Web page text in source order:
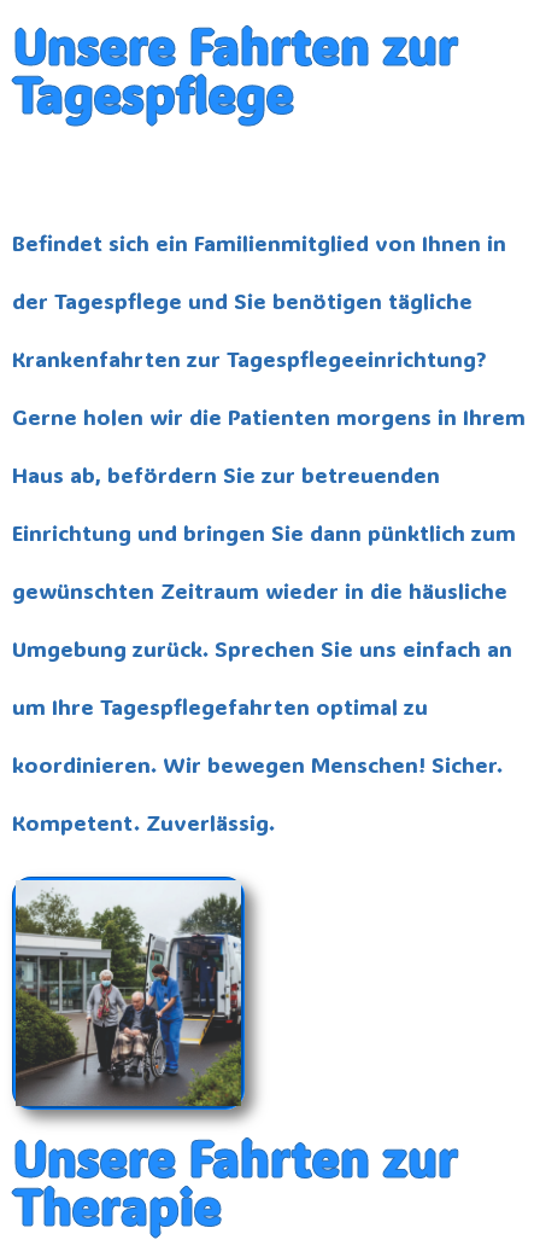
Unsere Fahrten zur
Tagespflege
Befindet sich ein Familienmitglied von Ihnen in
der Tagespflege und Sie benötigen tägliche
Krankenfahrten zur Tagespflegeeinrichtung?
Gerne holen wir die Patienten morgens in Ihrem
Haus ab, befördern Sie zur betreuenden
Einrichtung und bringen Sie dann pünktlich zum
gewünschten Zeitraum wieder in die häusliche
Umgebung zurück. Sprechen Sie uns einfach an
um Ihre Tagespflegefahrten optimal zu
koordinieren. Wir bewegen Menschen! Sicher.
Kompetent. Zuverlässig.
Unsere Fahrten zur
Therapie